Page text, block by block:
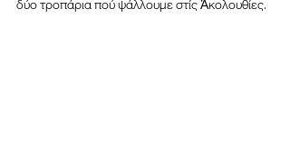
δύο τροπάρια πού ψάλλουμε στίς Ἀκολουθίες.